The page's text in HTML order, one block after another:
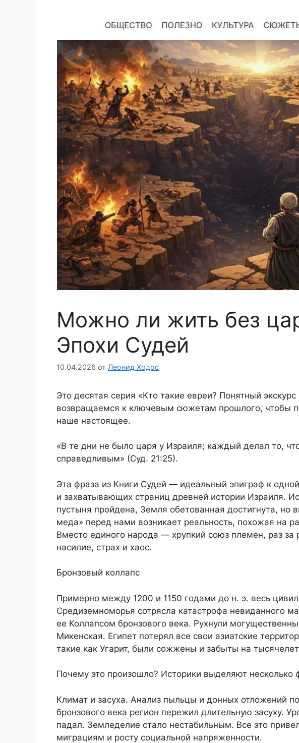
Можно ли жить без
Эпохи Судей
10.04.2026 от Леонид Ходос
Это десятая серия «Кто такие евреи? Понятный
возвращаемся к ключевым сюжетам прошлого, чтобы
наше настоящее.
«В те дни не было царя у Израиля; каждый делал то,
справедливым» (Суд. 21:25).
Эта фраза из Книги Судей — идеальный эпиграф к
и захватывающих страниц древней истории Израиля.
пустыня пройдена, Земля обетованная достигнута, но
меда» перед нами возникает реальность, похожая на
Вместо единого народа — хрупкий союз племен, раз
насилие, страх и хаос.
Бронзовый коллапс
Примерно между 1200 и 1150 годами до н. э. весь
Средиземноморья сотрясла катастрофа невиданного
ее Коллапсом бронзового века. Рухнули
Микенская. Египет потерял все свои азиатские
такие как Угарит, были сожжены и забыты на
Почему это произошло? Историки выделяют несколько
Климат и засуха. Анализ пыльцы и донных отложений
бронзового века регион пережил длительную засуху.
падал. Земледелие стало нестабильным. Все это
миграциям и росту социальной напряженности.